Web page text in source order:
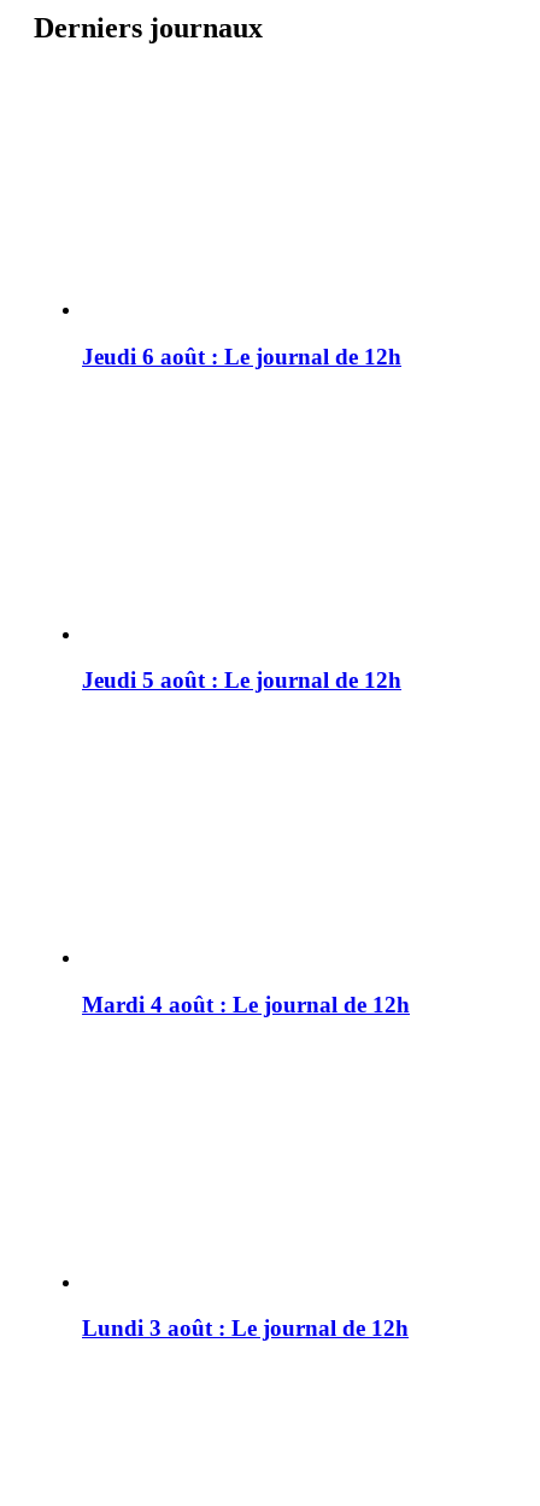
Derniers journaux
Jeudi 6 août : Le journal de 12h
Jeudi 5 août : Le journal de 12h
Mardi 4 août : Le journal de 12h
Lundi 3 août : Le journal de 12h